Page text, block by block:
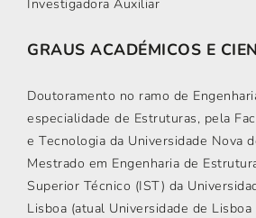
Investigadora Auxiliar
GRAUS ACADÉMICOS E
Doutoramento no ramo de
especialidade de Estruturas, pela
e Tecnologia da Universidade Nova
Mestrado em Engenharia de
Superior Técnico (IST) da
Lisboa (atual Universidade de